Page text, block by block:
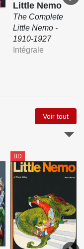
Little Nemo
The Complete
Little Nemo -
1910-1927
Intégrale
Voir tout
BD